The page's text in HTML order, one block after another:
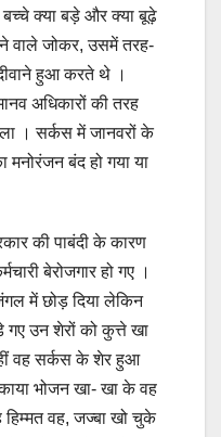
क्या बड़े और क्या बूढ़े
वाले जोकर, उसमें तरह-
हुआ करते थे ।
अधिकारों की तरह
। सर्कस में जानवरों के
बंद हो गया या
की पाबंदी के कारण
बेरोजगार हो गए ।
में छोड़ दिया लेकिन
गए उन शेरों को कुत्ते खा
वह सर्कस के शेर हुआ
भोजन खा- खा के वह
वह, जज्बा खो चुके